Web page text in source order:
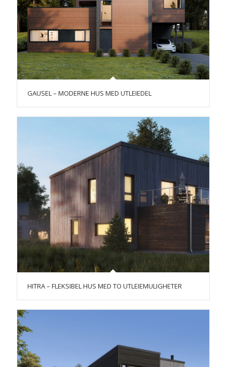
GAUSEL – MODERNE HUS MED UTLEIEDEL
HITRA – FLEKSIBEL HUS MED TO UTLEIEMULIGHETER